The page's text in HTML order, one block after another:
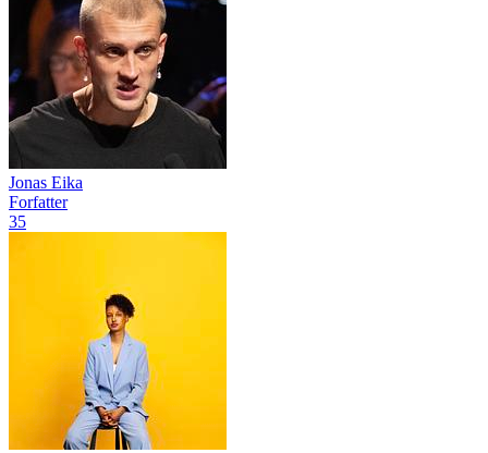
Jonas Eika
Forfatter
35